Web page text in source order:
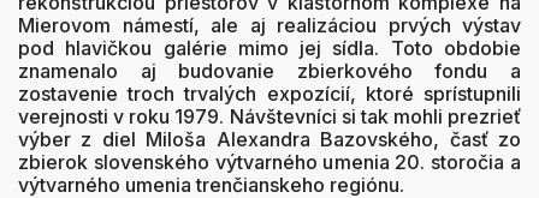
Mierovom námestí, ale aj realizáciou prvých výstav
pod hlavičkou galérie mimo jej sídla. Toto obdobie
znamenalo aj budovanie zbierkového fondu a
zostavenie troch trvalých expozícií, ktoré sprístupnili
verejnosti v roku 1979. Návštevníci si tak mohli prezrieť
výber z diel Miloša Alexandra Bazovského, časť zo
zbierok slovenského výtvarného umenia 20. storočia a
výtvarného umenia trenčianskeho regiónu.